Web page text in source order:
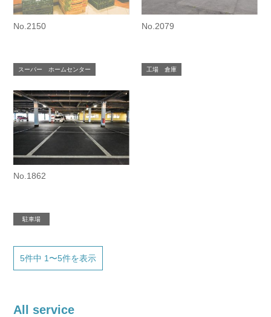
No.2150
スーパー ホームセンター
No.2079
工場 倉庫
No.1862
駐車場
5件中 1〜5件を表示
All service